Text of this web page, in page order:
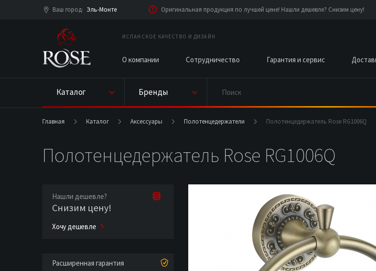
Ваш город: Эль-Монте Фирменный магазин сантехники Rose и Shevanik
ИСПАНСКОЕ КАЧЕСТВО И ДИЗАЙН
О компании Сотрудничество Гарантия и сервис
Каталог Бренды
Главная Каталог Аксессуары Полотенцедержатели Полотенцедержатель Rose RG1006Q
Полотенцедержатель Rose RG1006Q
Нашли дешевле?
Снизим цену!
Хочу дешевле
Расширенная гарантия